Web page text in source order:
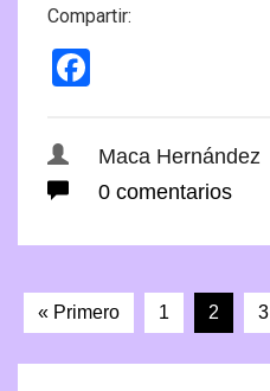
Compartir:
Maca Hernández
0 comentarios
« Primero 1 2 3